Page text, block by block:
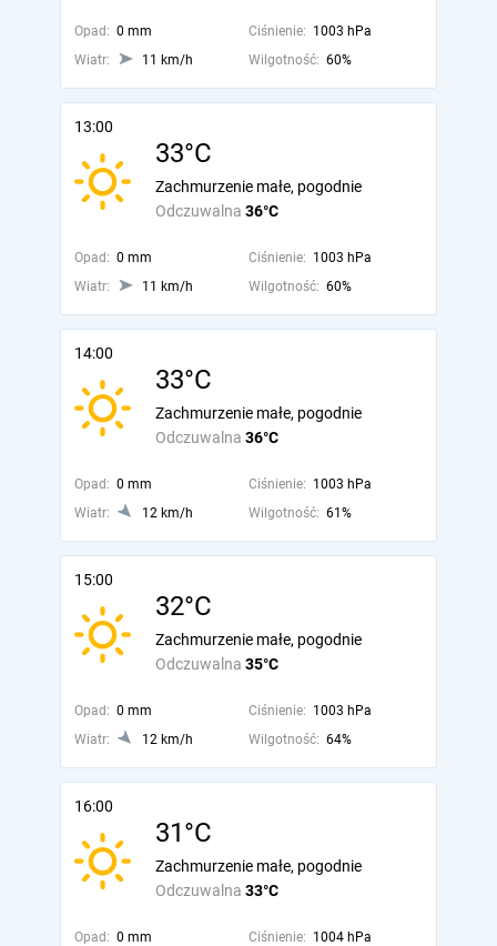
Opad: 0 mm Ciśnienie: 1003 hPa
Wiatr:
11 km/h Wilgotność: 60%
13:00
33°C
Odczuwalna 36°C
Zachmurzenie małe, pogodnie
Opad: 0 mm Ciśnienie: 1003 hPa
Wiatr:
11 km/h Wilgotność: 60%
14:00
33°C
Odczuwalna 36°C
Zachmurzenie małe, pogodnie
Opad: 0 mm Ciśnienie: 1003 hPa
Wiatr:
12 km/h Wilgotność: 61%
15:00
32°C
Odczuwalna 35°C
Zachmurzenie małe, pogodnie
Opad: 0 mm Ciśnienie: 1003 hPa
Wiatr:
12 km/h Wilgotność: 64%
16:00
31°C
Odczuwalna 33°C
Zachmurzenie małe, pogodnie
Opad: 0 mm Ciśnienie: 1004 hPa